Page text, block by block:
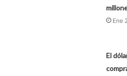
Ene
El